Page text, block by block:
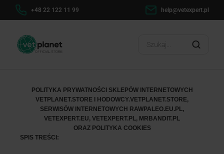
+48 22 122 11 99 help@vetexpert.pl
POLITYKA PRYWATNOŚCI SKLEPÓW INTERNETOWYCH
VETPLANET.STORE I HODOWCY.VETPLANET.STORE,
SERWISÓW INTERNETOWYCH RAWPALEO.EU.PL,
VETEXPERT.EU, VETEXPERT.PL, MRBANDIT.PL
ORAZ POLITYKA COOKIES
SPIS TREŚCI: